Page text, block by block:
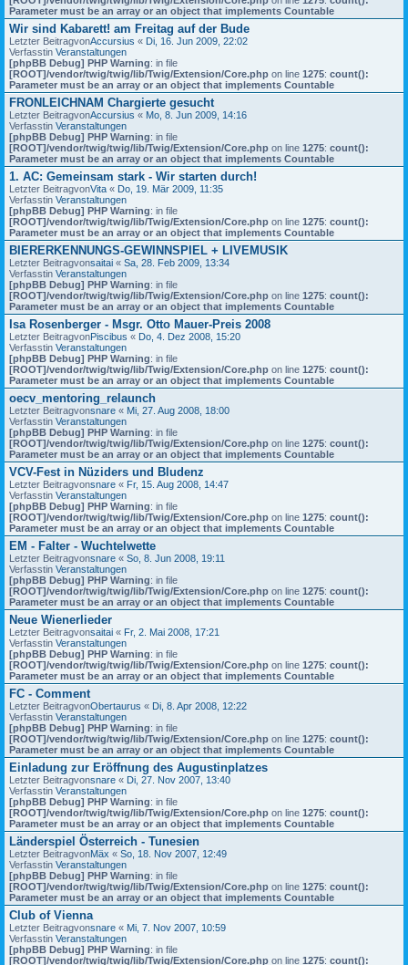
Parameter must be an array or an object that implements Countable
Wir sind Kabarett! am Freitag auf der Bude
Letzter BeitragvonAccursius « Di, 16. Jun 2009, 22:02
Verfasstin Veranstaltungen
[phpBB Debug] PHP Warning: in file
[ROOT]/vendor/twig/twig/lib/Twig/Extension/Core.php on line 1275: count():
Parameter must be an array or an object that implements Countable
FRONLEICHNAM Chargierte gesucht
Letzter BeitragvonAccursius « Mo, 8. Jun 2009, 14:16
Verfasstin Veranstaltungen
[phpBB Debug] PHP Warning: in file
[ROOT]/vendor/twig/twig/lib/Twig/Extension/Core.php on line 1275: count():
Parameter must be an array or an object that implements Countable
1. AC: Gemeinsam stark - Wir starten durch!
Letzter BeitragvonVita « Do, 19. Mär 2009, 11:35
Verfasstin Veranstaltungen
[phpBB Debug] PHP Warning: in file
[ROOT]/vendor/twig/twig/lib/Twig/Extension/Core.php on line 1275: count():
Parameter must be an array or an object that implements Countable
BIERERKENNUNGS-GEWINNSPIEL + LIVEMUSIK
Letzter Beitragvonsaitai « Sa, 28. Feb 2009, 13:34
Verfasstin Veranstaltungen
[phpBB Debug] PHP Warning: in file
[ROOT]/vendor/twig/twig/lib/Twig/Extension/Core.php on line 1275: count():
Parameter must be an array or an object that implements Countable
Isa Rosenberger - Msgr. Otto Mauer-Preis 2008
Letzter BeitragvonPiscibus « Do, 4. Dez 2008, 15:20
Verfasstin Veranstaltungen
[phpBB Debug] PHP Warning: in file
[ROOT]/vendor/twig/twig/lib/Twig/Extension/Core.php on line 1275: count():
Parameter must be an array or an object that implements Countable
oecv_mentoring_relaunch
Letzter Beitragvonsnare « Mi, 27. Aug 2008, 18:00
Verfasstin Veranstaltungen
[phpBB Debug] PHP Warning: in file
[ROOT]/vendor/twig/twig/lib/Twig/Extension/Core.php on line 1275: count():
Parameter must be an array or an object that implements Countable
VCV-Fest in Nüziders und Bludenz
Letzter Beitragvonsnare « Fr, 15. Aug 2008, 14:47
Verfasstin Veranstaltungen
[phpBB Debug] PHP Warning: in file
[ROOT]/vendor/twig/twig/lib/Twig/Extension/Core.php on line 1275: count():
Parameter must be an array or an object that implements Countable
EM - Falter - Wuchtelwette
Letzter Beitragvonsnare « So, 8. Jun 2008, 19:11
Verfasstin Veranstaltungen
[phpBB Debug] PHP Warning: in file
[ROOT]/vendor/twig/twig/lib/Twig/Extension/Core.php on line 1275: count():
Parameter must be an array or an object that implements Countable
Neue Wienerlieder
Letzter Beitragvonsaitai « Fr, 2. Mai 2008, 17:21
Verfasstin Veranstaltungen
[phpBB Debug] PHP Warning: in file
[ROOT]/vendor/twig/twig/lib/Twig/Extension/Core.php on line 1275: count():
Parameter must be an array or an object that implements Countable
FC - Comment
Letzter BeitragvonObertaurus « Di, 8. Apr 2008, 12:22
Verfasstin Veranstaltungen
[phpBB Debug] PHP Warning: in file
[ROOT]/vendor/twig/twig/lib/Twig/Extension/Core.php on line 1275: count():
Parameter must be an array or an object that implements Countable
Einladung zur Eröffnung des Augustinplatzes
Letzter Beitragvonsnare « Di, 27. Nov 2007, 13:40
Verfasstin Veranstaltungen
[phpBB Debug] PHP Warning: in file
[ROOT]/vendor/twig/twig/lib/Twig/Extension/Core.php on line 1275: count():
Parameter must be an array or an object that implements Countable
Länderspiel Österreich - Tunesien
Letzter BeitragvonMäx « So, 18. Nov 2007, 12:49
Verfasstin Veranstaltungen
[phpBB Debug] PHP Warning: in file
[ROOT]/vendor/twig/twig/lib/Twig/Extension/Core.php on line 1275: count():
Parameter must be an array or an object that implements Countable
Club of Vienna
Letzter Beitragvonsnare « Mi, 7. Nov 2007, 10:59
Verfasstin Veranstaltungen
[phpBB Debug] PHP Warning: in file
[ROOT]/vendor/twig/twig/lib/Twig/Extension/Core.php on line 1275: count():